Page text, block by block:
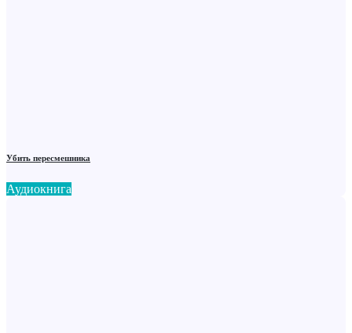
Убить пересмешника
Аудиокнига